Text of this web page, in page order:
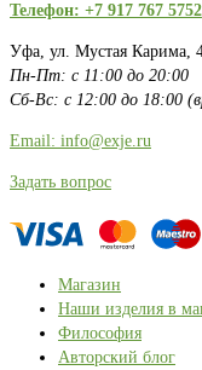
Телефон: +7 917 767 5752
Уфа, ул. Мустая Карима,
Пн-Пт: с 11:00 до 20:00
Сб-Вс: с 12:00 до 18:00
Email: info@exje.ru
Задать вопрос
Магазин
Наши изделия в
Философия
Авторский блог